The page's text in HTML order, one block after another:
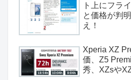
ト上にフラ
と価格が判
え！
Xperia XZ
価、Z5
秀、XZsや